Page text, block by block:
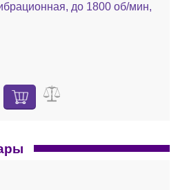
до 1800 об/мин,